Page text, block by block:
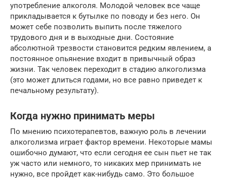
употребление алкоголя. Молодой человек все чаще
прикладывается к бутылке по поводу и без него. Он
может себе позволить выпить после тяжелого
трудового дня и в выходные дни. Состояние
абсолютной трезвости становится редким явлением, а
постоянное опьянение входит в привычный образ
жизни. Так человек переходит в стадию алкоголизма
(это может длиться годами, но все равно приведет к
печальному результату).
Когда нужно принимать меры
По мнению психотерапевтов, важную роль в лечении
алкоголизма играет фактор времени. Некоторые мамы
ошибочно думают, что если сегодня ее сын пьет не так
уж часто или немного, то никаких мер принимать не
нужно, все пройдет как-нибудь само. Это большое